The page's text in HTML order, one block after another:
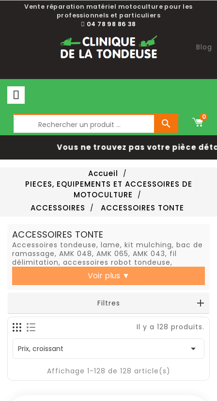
Vente réparation matériel motoculture pour les
professionnels et particuliers
04 78 98 86 38
Blog

0
Vous ne trouvez pas votre pièce
Accueil
PIECES, EQUIPEMENTS ET ACCESSOIRES DE
MOTOCULTURE
ACCESSOIRES
ACCESSOIRES TONTE
ACCESSOIRES TONTE
Accessoires tondeuse, lame, kit mulching, bac de
ramassage, AMK 048, AMK 065, AMK 043, fil
délimitation, accessoires robot tondeuse,
Voir plus ▼
Filtres
Il y a 128 produits.
Prix, croissant 
Affichage 1-128 de 128 article(s)
Choisissez une valeur...